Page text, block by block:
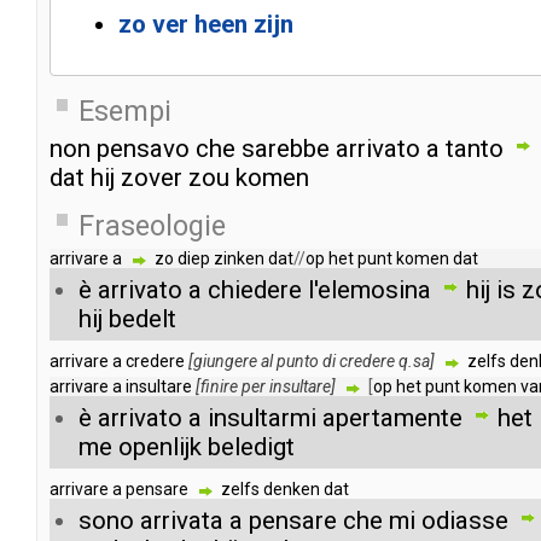
zo ver heen zijn
Esempi
non pensavo che sarebbe arrivato a tanto
dat hij zover zou komen
Fraseologie
arrivare a zo diep zinken dat//op hetpunt komen dat
è arrivato a chiedere l'elemosina hij is
hij bedelt
arrivare a credere [giungerealpunto dicredereq sa] zelfs
arrivare a insultare [finireperinsultare] op hetpunt komen
è arrivato a insultarmi apertamente het
me openlijk beledigt
arrivare a pensare zelfs denken dat
sono arrivata a pensare che mi odiasse